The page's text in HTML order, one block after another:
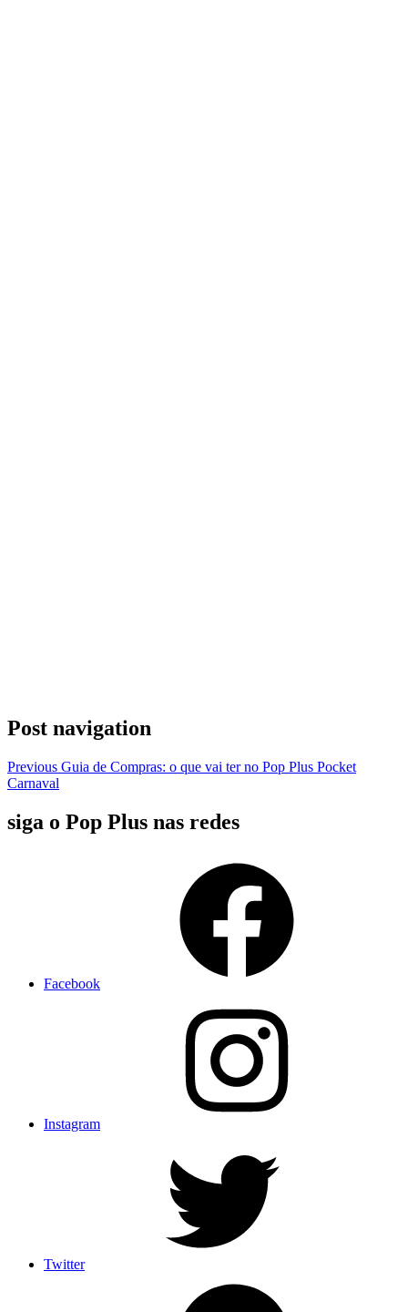
Post navigation
Previous Guia de Compras: o que vai ter no Pop Plus Pocket
Carnaval
siga o Pop Plus nas redes
Facebook
Instagram
Twitter